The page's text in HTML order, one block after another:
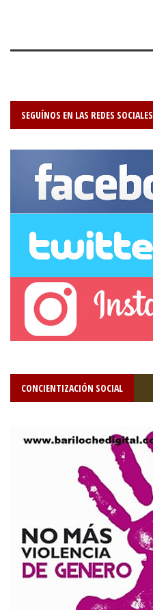
SEGUÍNOS EN LAS REDES SOCIALES
CONCIENTIZACIÓN SOCIAL